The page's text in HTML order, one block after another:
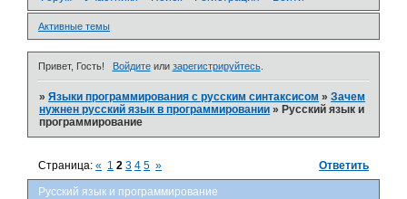
Активные темы
Привет, Гость! Войдитеили зарегистрируйтесь.
»Языки программирования с русским синтаксисом »Зачем
нужнен русский язык в программировании »Русский язык и
программирование
Русский язык и программирование
Страница:« 1 2 3 4 5 » Ответить